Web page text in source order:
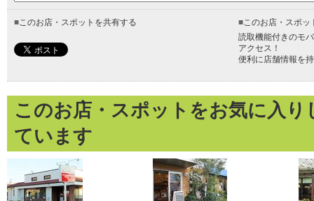
■このお店・スポットを共有する ■このお店・スポッ
読取機能付きのモ
アクセス！
便利に店舗情報を
このお店・スポットをお気に入
ています